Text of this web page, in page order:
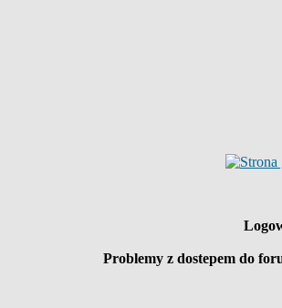
Problemy z dostepem do